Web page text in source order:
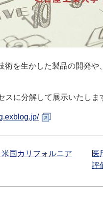
を生かした製品の開発
に分解して展示いたし
国カリフォルニア
医
評